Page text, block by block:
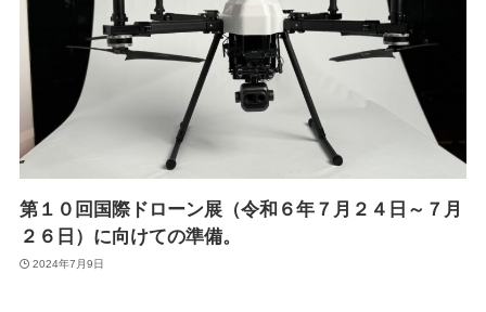
第１０回国際ドローン展（令和６年７月２４日～７月
２６日）に向けての準備。
2024年7月9日